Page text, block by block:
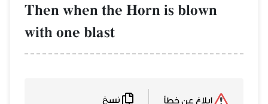
Then when the Horn is blown
with one blast